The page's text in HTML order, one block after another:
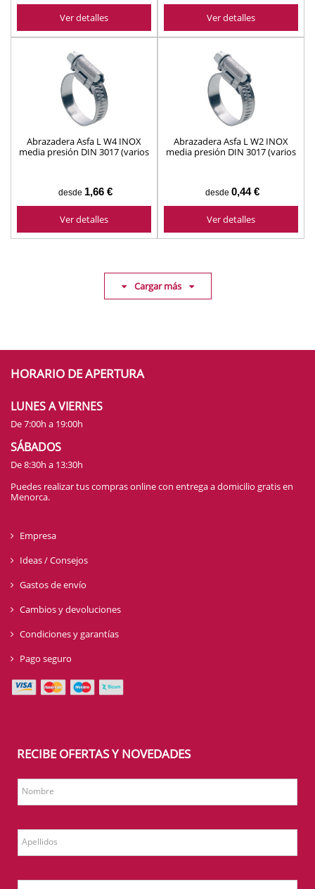
Ver detalles Ver detalles
Abrazadera Asfa L W4 INOX
media presión DIN 3017 (varios
desde 1,66 €
Ver detalles
Abrazadera Asfa L W2 INOX
media presión DIN 3017 (varios
desde 0,44 €
Ver detalles
Cargar más
HORARIO DE APERTURA
LUNES A VIERNES
De 7:00h a 19:00h
SÁBADOS
De 8:30h a 13:30h
Puedes realizar tus compras online con entrega a domicilio gratis en
Menorca.
Empresa
Ideas / Consejos
Gastos de envío
Cambios y devoluciones
Condiciones y garantías
Pago seguro
RECIBE OFERTAS Y NOVEDADES
Nombre
Apellidos